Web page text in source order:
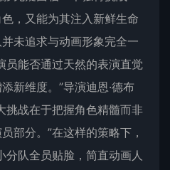
，又能为其注入新鲜生命
未追求与动画形象完全一
员能否通过天然的表演直觉
新维度。”导演迪恩·德布
挑战在于把握角色精髓而非
部分。”在这样的策略下，
队全员贴脸，简直动画人